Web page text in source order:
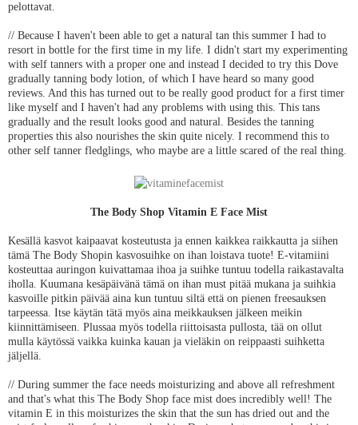
pelottavat.
// Because I haven't been able to get a natural tan this summer I had to
resort in bottle for the first time in my life. I didn't start my experimenting
with self tanners with a proper one and instead I decided to try this Dove
gradually tanning body lotion, of which I have heard so many good
reviews. And this has turned out to be really good product for a first timer
like myself and I haven't had any problems with using this. This tans
gradually and the result looks good and natural. Besides the tanning
properties this also nourishes the skin quite nicely. I recommend this to
other self tanner fledglings, who maybe are a little scared of the real thing.
The Body Shop Vitamin E Face Mist
Kesällä kasvot kaipaavat kosteutusta ja ennen kaikkea raikkautta ja siihen
tämä The Body Shopin kasvosuihke on ihan loistava tuote! E-vitamiini
kosteuttaa auringon kuivattamaa ihoa ja suihke tuntuu todella raikastavalta
iholla. Kuumana kesäpäivänä tämä on ihan must pitää mukana ja suihkia
kasvoille pitkin päivää aina kun tuntuu siltä että on pienen freesauksen
tarpeessa. Itse käytän tätä myös aina meikkauksen jälkeen meikin
kiinnittämiseen. Plussaa myös todella riittoisasta pullosta, tää on ollut
mulla käytössä vaikka kuinka kauan ja vieläkin on reippaasti suihketta
jäljellä.
// During summer the face needs moisturizing and above all refreshment
and that's what this The Body Shop face mist does incredibly well! The
vitamin E in this moisturizes the skin that the sun has dried out and the